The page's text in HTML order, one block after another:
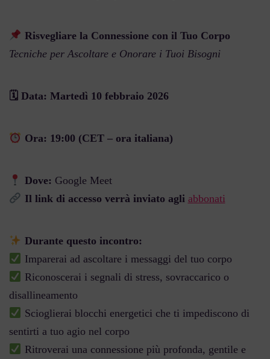
Risvegliare la Connessione con il Tuo Corpo
Tecniche per Ascoltare e Onorare i Tuoi Bisogni
🗓 Data: Martedì 10 febbraio 2026
Ora: 19:00 (CET – ora italiana)
Dove: Google Meet
Il link di accesso verrà inviato agli abbonati
Durante questo incontro:
Imparerai ad ascoltare i messaggi del tuo corpo
Riconoscerai i segnali di stress, sovraccarico o
disallineamento
Scioglierai blocchi energetici che ti impediscono di
sentirti a tuo agio nel corpo
Ritroverai una connessione più profonda, gentile e